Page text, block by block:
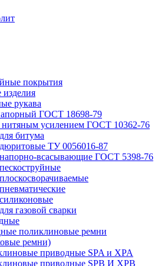
покрытия
изделия
рукава
ГОСТ 18698-79
нитяным усилением ГОСТ 10362-76
битума
ТУ 0056016-87
всасывающие ГОСТ 5398-76
газовой сварки
поликлиновые ремни
ремни)
приводные SPA и XPA
приводные SPB И XPB